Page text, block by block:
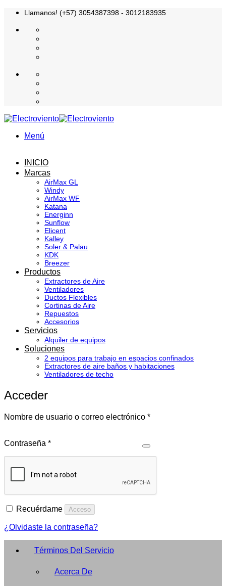
Saltar
contenido
Llamanos! (+57) 3054387398 - 3012183935
Menú
INICIO
Marcas
AirMax GL
Windy
AirMax WF
Katana
Energinn
Sunflow
Elicent
Kalley
Soler & Palau
KDK
Breezer
Productos
Extractores de Aire
Ventiladores
Ductos Flexibles
Cortinas de Aire
Repuestos
Accesorios
Servicios
Alquiler de equipos
Soluciones
2 equipos para trabajo en espacios confinados
Extractores de aire baños y habitaciones
Ventiladores de techo
Acceder
Nombre de usuario o correo electrónico *Obligatorio
Contraseña *Obligatorio
Recuérdame Acceso
¿Olvidaste la contraseña?
Términos Del Servicio
Acerca De